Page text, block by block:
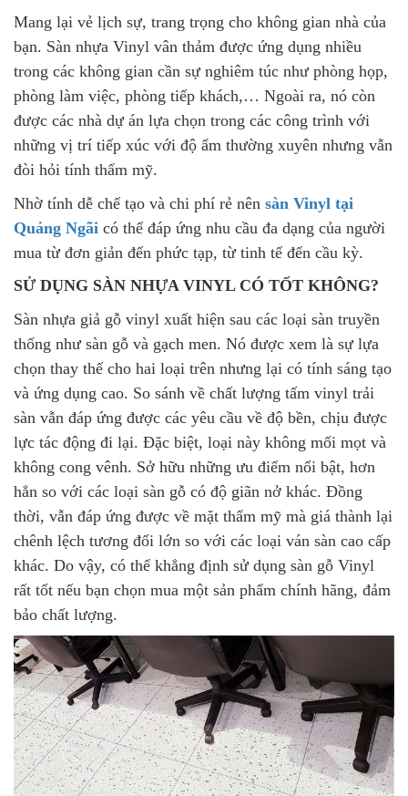
Mang lại vẻ lịch sự, trang trọng cho không gian nhà của
bạn. Sàn nhựa Vinyl vân thảm được ứng dụng nhiều
trong các không gian cần sự nghiêm túc như phòng họp,
phòng làm việc, phòng tiếp khách,… Ngoài ra, nó còn
được các nhà dự án lựa chọn trong các công trình với
những vị trí tiếp xúc với độ ẩm thường xuyên nhưng vẫn
đòi hỏi tính thẩm mỹ.
Nhờ tính dễ chế tạo và chi phí rẻ nên sàn Vinyl tại
Quảng Ngãi có thể đáp ứng nhu cầu đa dạng của người
mua từ đơn giản đến phức tạp, từ tinh tế đến cầu kỳ.
SỬ DỤNG SÀN NHỰA VINYL CÓ TỐT KHÔNG?
Sàn nhựa giả gỗ vinyl xuất hiện sau các loại sàn truyền
thống như sàn gỗ và gạch men. Nó được xem là sự lựa
chọn thay thế cho hai loại trên nhưng lại có tính sáng tạo
và ứng dụng cao. So sánh về chất lượng tấm vinyl trải
sàn vẫn đáp ứng được các yêu cầu về độ bền, chịu được
lực tác động đi lại. Đặc biệt, loại này không mối mọt và
không cong vênh. Sở hữu những ưu điểm nổi bật, hơn
hẳn so với các loại sàn gỗ có độ giãn nở khác. Đồng
thời, vẫn đáp ứng được về mặt thẩm mỹ mà giá thành lại
chênh lệch tương đối lớn so với các loại ván sàn cao cấp
khác. Do vậy, có thể khẳng định sử dụng sàn gỗ Vinyl
rất tốt nếu bạn chọn mua một sản phẩm chính hãng, đảm
bảo chất lượng.